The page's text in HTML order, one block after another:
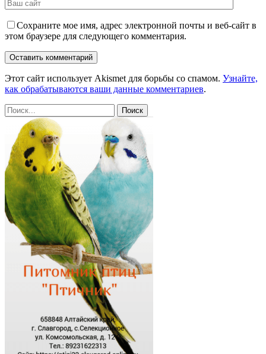
Сохраните мое имя, адрес электронной почты и веб-сайт в
этом браузере для следующего комментария.
Этот сайт использует Akismet для борьбы со спамом. Узнайте,
как обрабатываются ваши данные комментариев.